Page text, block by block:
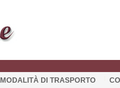
MODALITÀ DI TRASPORTO